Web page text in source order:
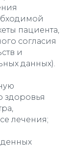
пациента,
согласия
и
данных).
здоровья
лечения;